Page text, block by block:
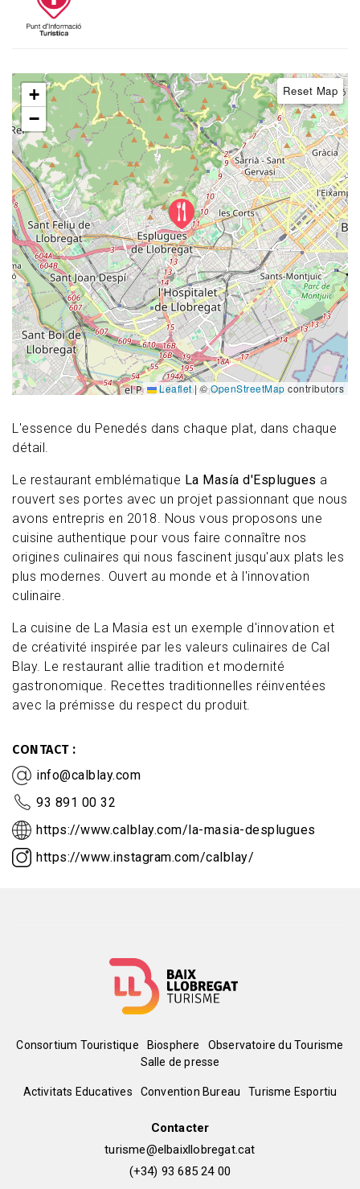
L'essence du Penedés dans chaque plat, dans chaque
détail.
Le restaurant emblématique La Masía d'Esplugues a
rouvert ses portes avec un projet passionnant que nous
avons entrepris en 2018. Nous vous proposons une
cuisine authentique pour vous faire connaître nos
origines culinaires qui nous fascinent jusqu'aux plats les
plus modernes. Ouvert au monde et à l'innovation
culinaire.
La cuisine de La Masia est un exemple d'innovation et
de créativité inspirée par les valeurs culinaires de Cal
Blay. Le restaurant allie tradition et modernité
gastronomique. Recettes traditionnelles réinventées
avec la prémisse du respect du produit.
CONTACT
info@calblay.com
93 891 00 32
https://www.calblay.com/la-masia-desplugues
https://www.instagram.com/calblay/
+
−
Reset Map
Leaflet |©OpenStreetMap contributors
Menú
del
Consortium Touristique Biosphere
Observatoire du Tourisme
Salle de presse
Peu
Activitats Educatives Convention Bureau Turisme Esportiu
Contacter
turisme@elbaixllobregat.cat
(+34) 93 685 24 00